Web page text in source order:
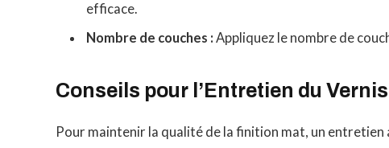
efficace.
Nombre de couches : Appliquez le nombre de
Conseils pour l’Entretien du
Pour maintenir la qualité de la finition mat, un entretien